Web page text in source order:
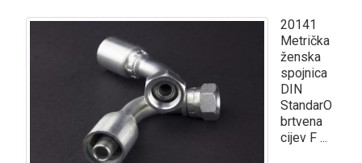
20141
Metrička
ženska
spojnica
DIN
StandarO
brtvena
cijev F ...